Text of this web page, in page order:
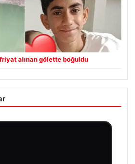
alınan gölette boğuldu